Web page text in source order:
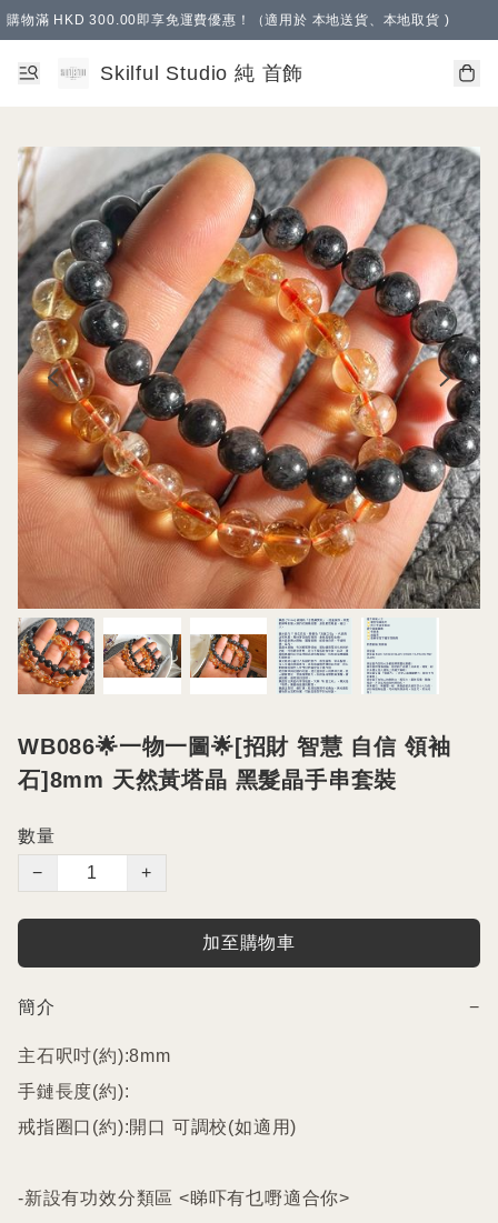
購物滿 HKD 300.00即享免運費優惠！（適用於 本地送貨、本地取貨 )
Skilful Studio 純 首飾
WB086🌟一物一圖🌟[招財 智慧 自信 領袖
石]8mm 天然黃塔晶 黑髮晶手串套裝
數量
−
+
加至購物車
簡介 −
主石呎吋(約):8mm
手鏈長度(約):
戒指圈口(約):開口 可調校(如適用)
-新設有功效分類區 <睇吓有乜嘢適合你>